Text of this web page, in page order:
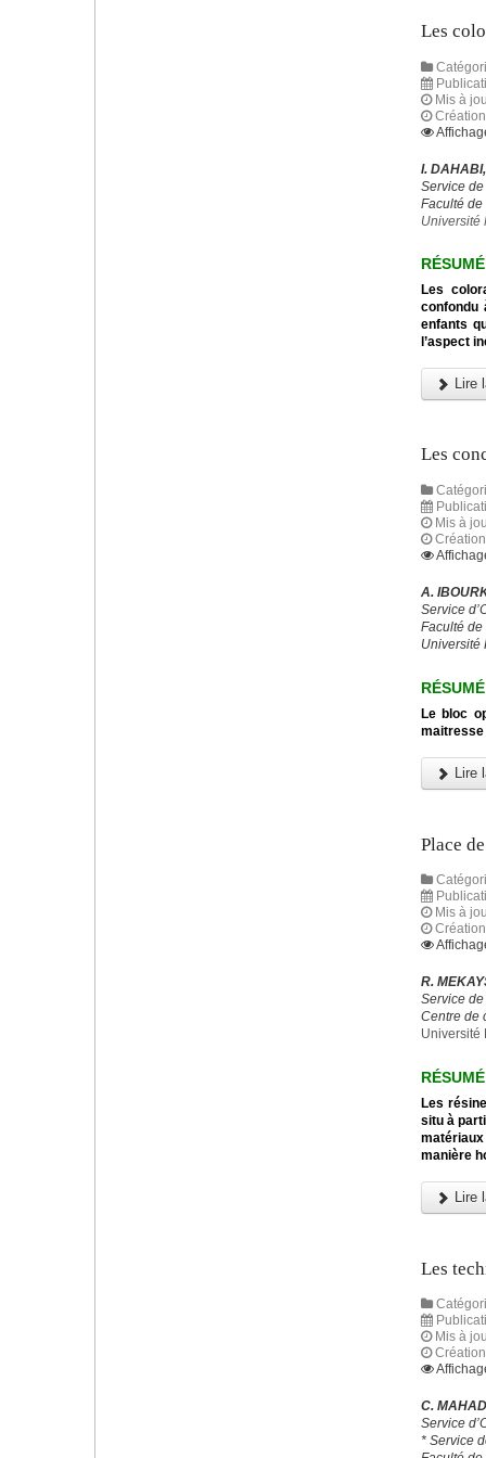
Les
Mis à
I.
Service
Faculté
Université
RÉSUMÉ
Les
confondu
enfants
l’aspect
Lire
Les
Mis à
A.
Service
Faculté
Université
RÉSUMÉ
Le bloc
maitresse
Lire
Place
Mis à
R.
Service
Centre de
Université
RÉSUMÉ
Les
situ à
manière
Lire
Les
Mis à
C.
Service
* Service